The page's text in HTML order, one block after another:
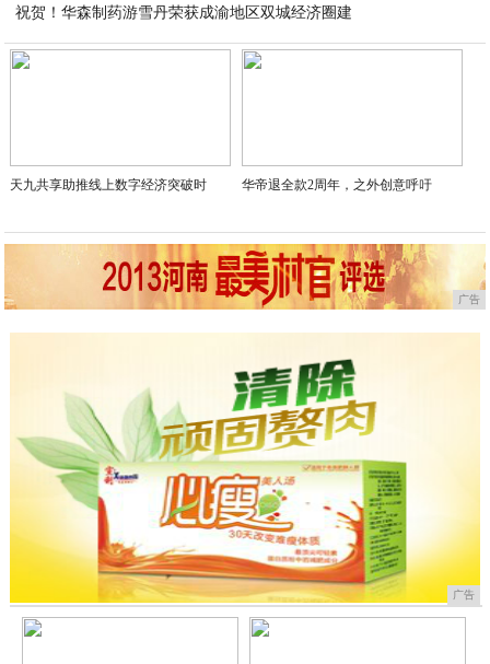
祝贺！华森制药游雪丹荣获成渝地区双城经济圈建
2025-09-01
天九共享助推线上数字经济突破时 华帝退全款2周年，之外创意呼吁
广告
广告